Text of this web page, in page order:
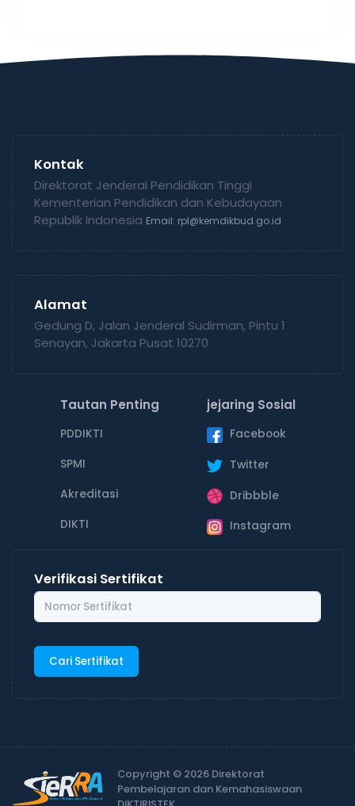
Kontak
Direktorat Jenderal Pendidikan Tinggi
Kementerian Pendidikan dan Kebudayaan
Republik Indonesia Email: rpl@kemdikbud.go.id
Alamat
Gedung D, Jalan Jenderal Sudirman, Pintu 1
Senayan, Jakarta Pusat 10270
Tautan Penting
PDDIKTI
SPMI
Akreditasi
DIKTI
jejaring Sosial
Facebook
Twitter
Dribbble
Instagram
Verifikasi Sertifikat
Cari Sertifikat
Copyright © 2026 Direktorat
Pembelajaran dan Kemahasiswaan